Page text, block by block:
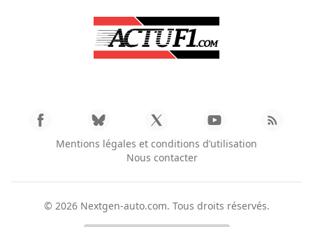
Mentions légales et conditions d’utilisation
Nous contacter
© 2026 Nextgen-auto.com. Tous droits réservés.